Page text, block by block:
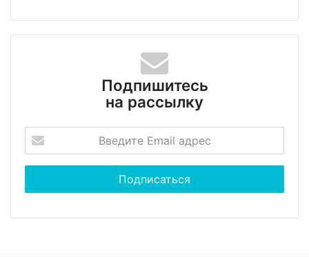
Подпишитесь
на рассылку